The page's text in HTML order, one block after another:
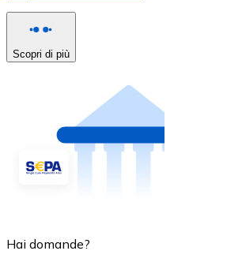
Scopri di più
Hai domande?